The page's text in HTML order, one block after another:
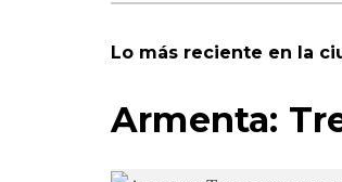
Lo más reciente en la
Armenta: